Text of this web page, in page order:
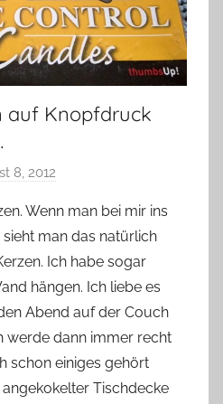
auf Knopfdruck
8, 2012
n
Y
v
o
n
n
e
Wenn man bei mir ins
man das natürlich
Ich habe sogar
hängen. Ich liebe es
Abend auf der Couch
werde dann immer recht
schon einiges gehört
Tischdecke